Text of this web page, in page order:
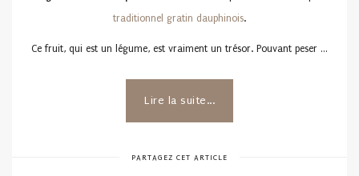
traditionnel gratin dauphinois.
Ce fruit, qui est un légume, est vraiment un trésor. Pouvant peser …
Lire la suite...
PARTAGEZ CET ARTICLE